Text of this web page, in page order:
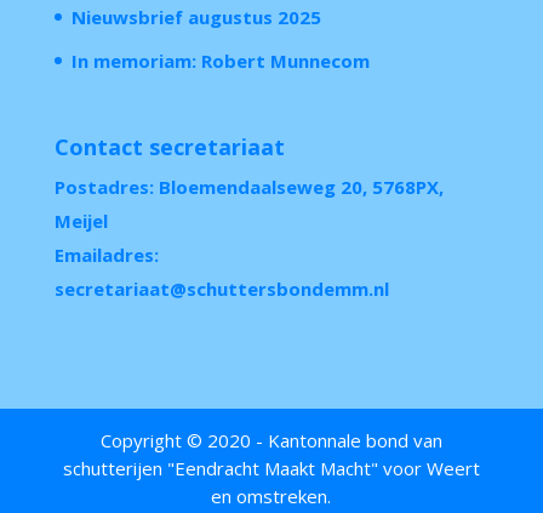
Nieuwsbrief augustus 2025
In memoriam: Robert Munnecom
Contact secretariaat
Postadres: Bloemendaalseweg 20, 5768PX,
Meijel
Emailadres:
secretariaat@schuttersbondemm.nl
Copyright © 2020 - Kantonnale bond van
schutterijen "Eendracht Maakt Macht" voor Weert
en omstreken.